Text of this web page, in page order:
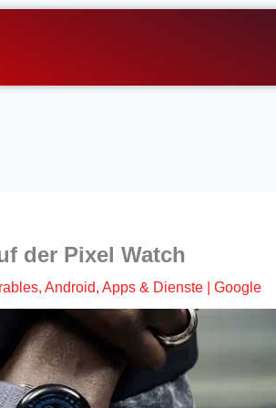
der Pixel Watch
, Android, Apps & Dienste Google